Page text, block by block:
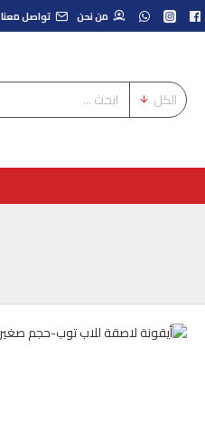
من نحن تواصل معنا
الكل